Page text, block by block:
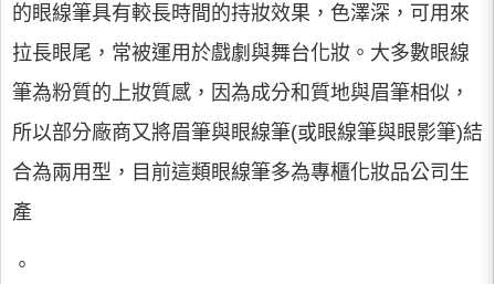
的眼線筆具有較長時間的持妝效果，色澤深，可用來
拉長眼尾，常被運用於戲劇與舞台化妝。大多數眼線
筆為粉質的上妝質感，因為成分和質地與眉筆相似，
所以部分廠商又將眉筆與眼線筆(或眼線筆與眼影筆)結
合為兩用型，目前這類眼線筆多為專櫃化妝品公司生
產
。